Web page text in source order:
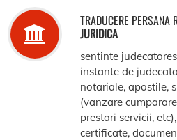
TRADUCERE
JURIDICA
sentinte
instante de
notariale, apostile,
(vanzare
prestari servicii,
certificate,